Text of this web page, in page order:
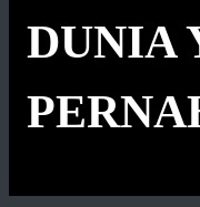
DUNIA